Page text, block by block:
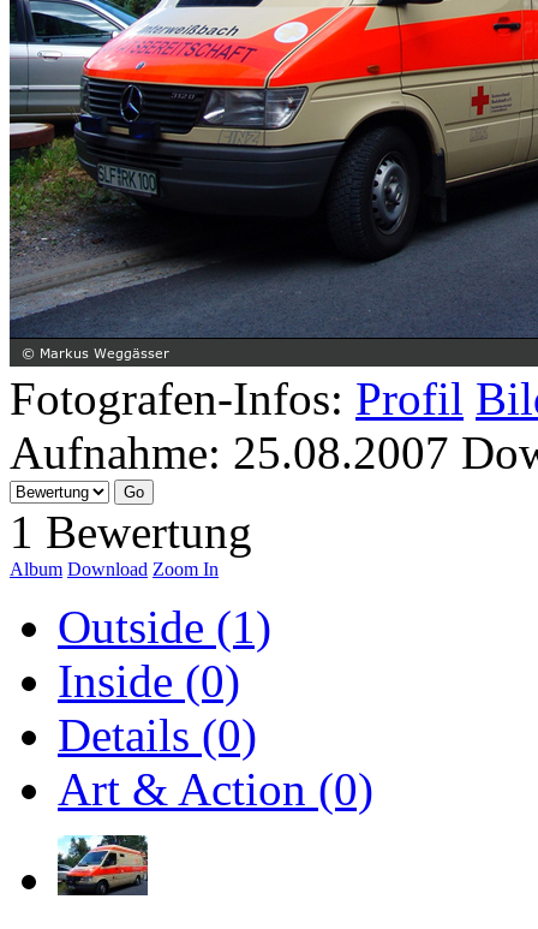
Fotografen-Infos: Profil
Aufnahme: 25.08.2007
1 Bewertung
Album Download Zoom In
Outside (1)
Inside (0)
Details (0)
Art & Action (0)